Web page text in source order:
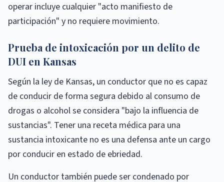
operar incluye cualquier "acto manifiesto de
participación" y no requiere movimiento.
Prueba de intoxicación por un delito de
DUI en Kansas
Según la ley de Kansas, un conductor que no es capaz
de conducir de forma segura debido al consumo de
drogas o alcohol se considera "bajo la influencia de
sustancias". Tener una receta médica para una
sustancia intoxicante no es una defensa ante un cargo
por conducir en estado de ebriedad.
Un conductor también puede ser condenado por